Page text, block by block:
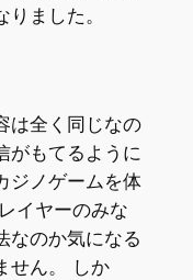
ました。
は全く同じなの
がもてるように
ジノゲームを体
イヤーのみな
なのか気になる
せん。 しか